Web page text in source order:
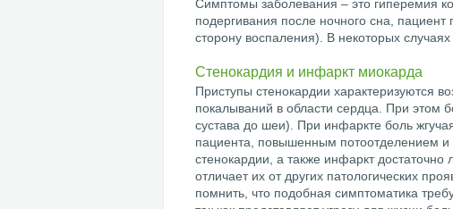
Симптомы заболевания – это гиперемия
подергивания после ночного сна,
сторону воспаления). В некоторых
Стенокардия и инфаркт миокарда
Приступы стенокардии характеризуются
покалываний в области сердца. При этом
сустава до шеи). При инфаркте боль
пациента, повышенным потоотделением и
стенокардии, а также инфаркт
отличает их от других патологических
помнить, что подобная симптоматика